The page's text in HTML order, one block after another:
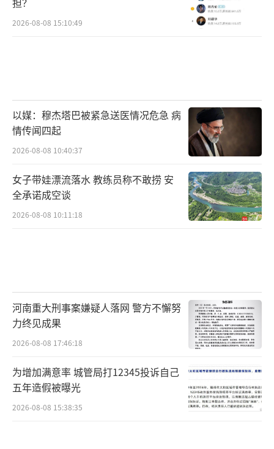
2026-08-08 15:10:49
以媒：穆杰塔巴被紧急送医情况危急 病
情传闻四起
2026-08-08 10:40:37
女子带娃漂流落水 教练员称不敢捞 安
全承诺成空谈
2026-08-08 10:11:18
河南重大刑事案嫌疑人落网 警方不懈努
力终见成果
2026-08-08 17:46:18
为增加满意率 城管局打12345投诉自己
五年造假被曝光
2026-08-08 15:38:35